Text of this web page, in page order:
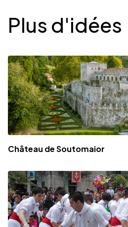
Desplegable
Plus d'idées
Château de Soutomaior